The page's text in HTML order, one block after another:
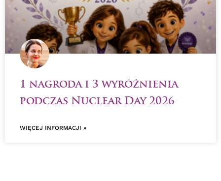
1 nagroda i 3 wyróżnienia
podczas Nuclear Day 2026
WIĘCEJ INFORMACJI »